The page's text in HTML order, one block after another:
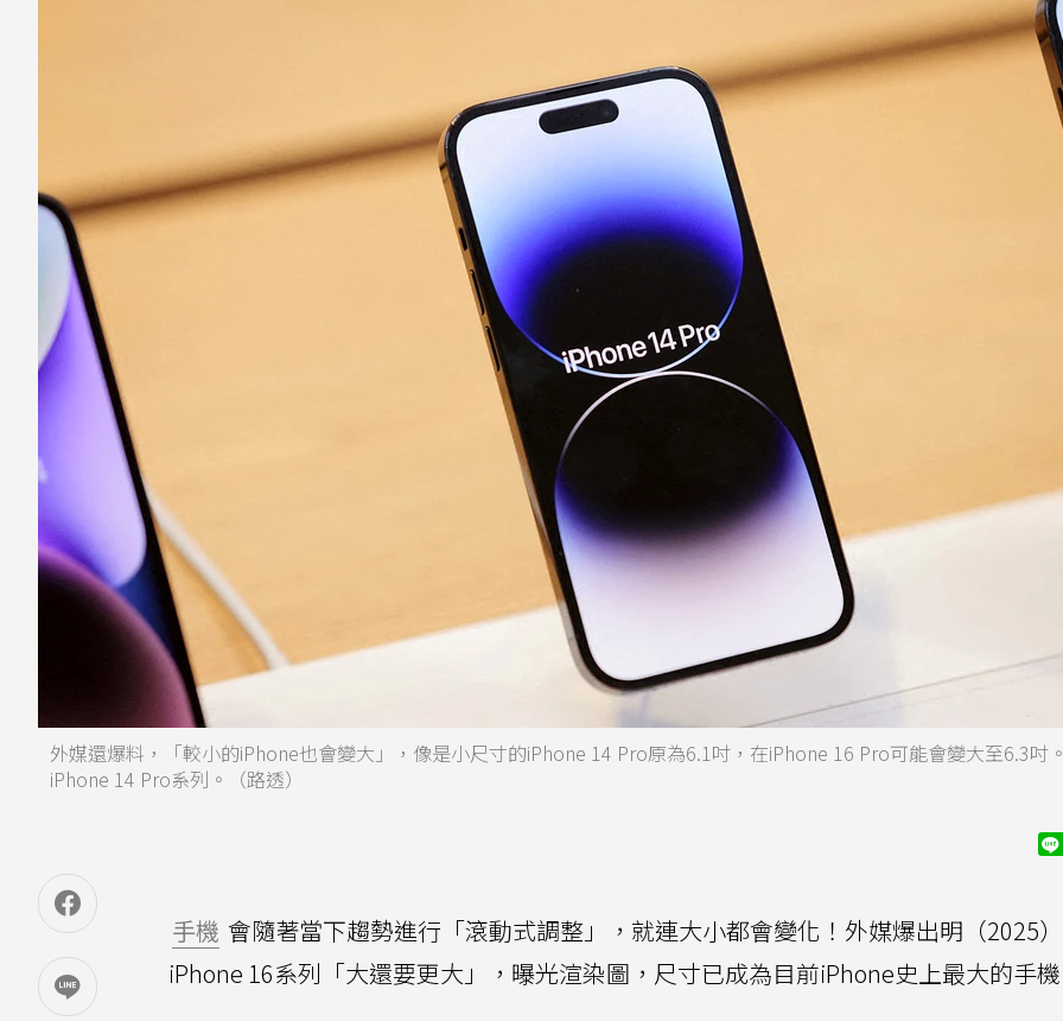
外媒還爆料，「較小的iPhone也會變大」，像是小尺寸的iPhone 14 Pro原為6.1吋，在iPhone 16 Pro可能會變大至6.3吋
iPhone 14 Pro系列。（路透）
手機 會隨著當下趨勢進行「滾動式調整」，就連大小都會變化！外媒爆出明（2025
iPhone 16系列「大還要更大」，曝光渲染圖，尺寸已成為目前iPhone史上最大的手